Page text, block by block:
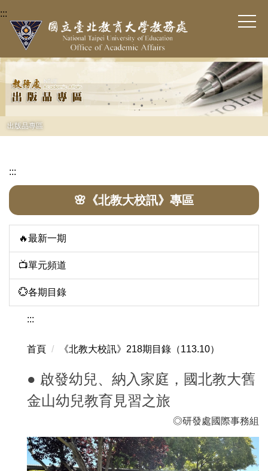
跳
到
容
區
:::
出版品專區
:::
🌸《北教大校訊》專區
🔥最新一期
📺單元頻道
💮各期目錄
:::
首頁 《北教大校訊》218期目錄（113.10）
● 啟發幼兒、納入家庭，國北教大舊
金山幼兒教育見習之旅
◎研發處國際事務組